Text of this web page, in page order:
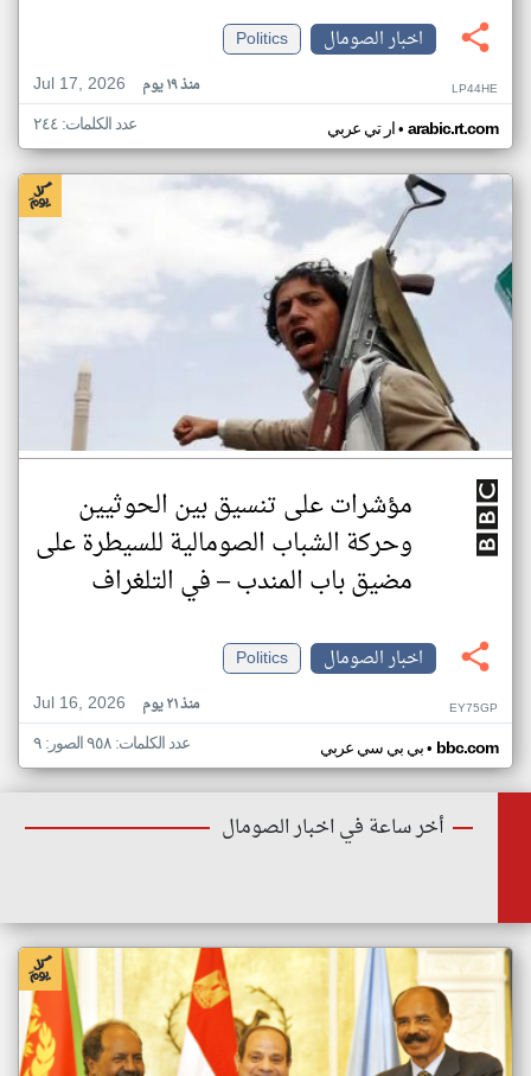
اخبار الصومال
Politics
Jul 17, 2026
منذ ١٩ يوم LP44HE
ار تي عربي• arabic.rt.com عدد الكلمات: ٢٤٤
مؤشرات على تنسيق بين الحوثيين
وحركة الشباب الصومالية للسيطرة على
مضيق باب المندب – في التلغراف
اخبار الصومال
Politics
Jul 16, 2026
منذ ٢١ يوم EY75GP
بي بي سي عربي• bbc.com عدد الكلمات: ٩٥٨ الصور: ٩
أخر ساعة في اخبار الصومال